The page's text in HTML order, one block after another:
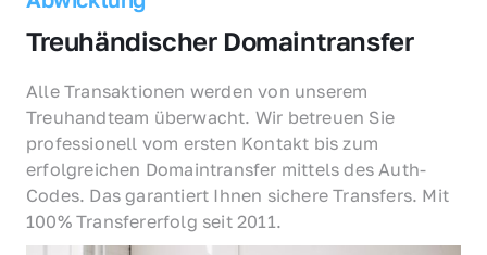
Treuhändischer Domaintransfer
Alle Transaktionen werden von unserem
Treuhandteam überwacht. Wir betreuen Sie
professionell vom ersten Kontakt bis zum
erfolgreichen Domaintransfer mittels des Auth-
Codes. Das garantiert Ihnen sichere Transfers. Mit
100% Transfererfolg seit 2011.